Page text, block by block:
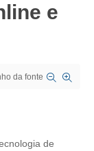
e
da fonte
de